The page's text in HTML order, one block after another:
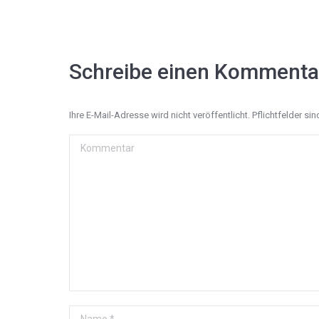
Schreibe einen
Ihre E-Mail-Adresse wird nicht veröffentlicht. Pflichtfelder
Kommentar
Name *